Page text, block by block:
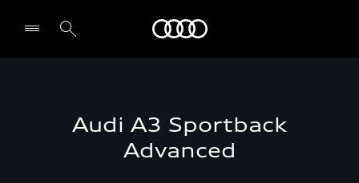
Audi A3 Sportback
Advanced